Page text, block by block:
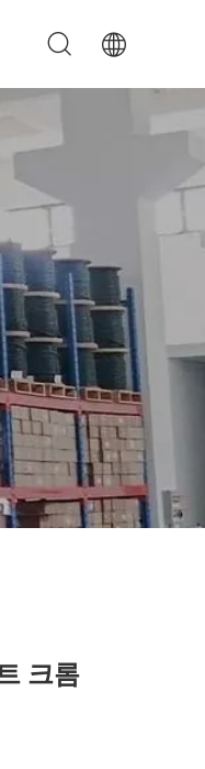
크롬